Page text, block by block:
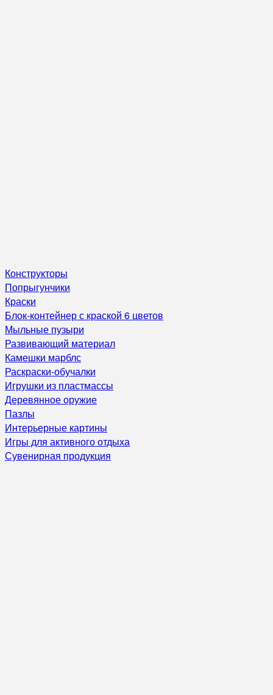
Конструкторы
Попрыгунчики
Краски
Блок-контейнер с краской 6 цветов
Мыльные пузыри
Развивающий материал
Камешки марблс
Раскраски-обучалки
Игрушки из пластмассы
Деревянное оружие
Пазлы
Интерьерные картины
Игры для активного отдыха
Сувенирная продукция